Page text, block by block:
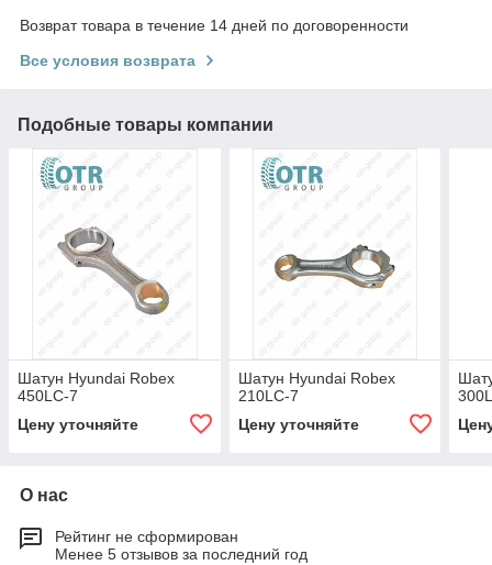
Возврат товара в течение 14 дней по договоренности
Все условия возврата
Подобные товары компании
Шатун Hyundai Robex
450LC-7
Цену уточняйте
Шатун Hyundai Robex
210LC-7
Цену уточняйте
О нас
Рейтинг не сформирован
Менее 5 отзывов за последний год